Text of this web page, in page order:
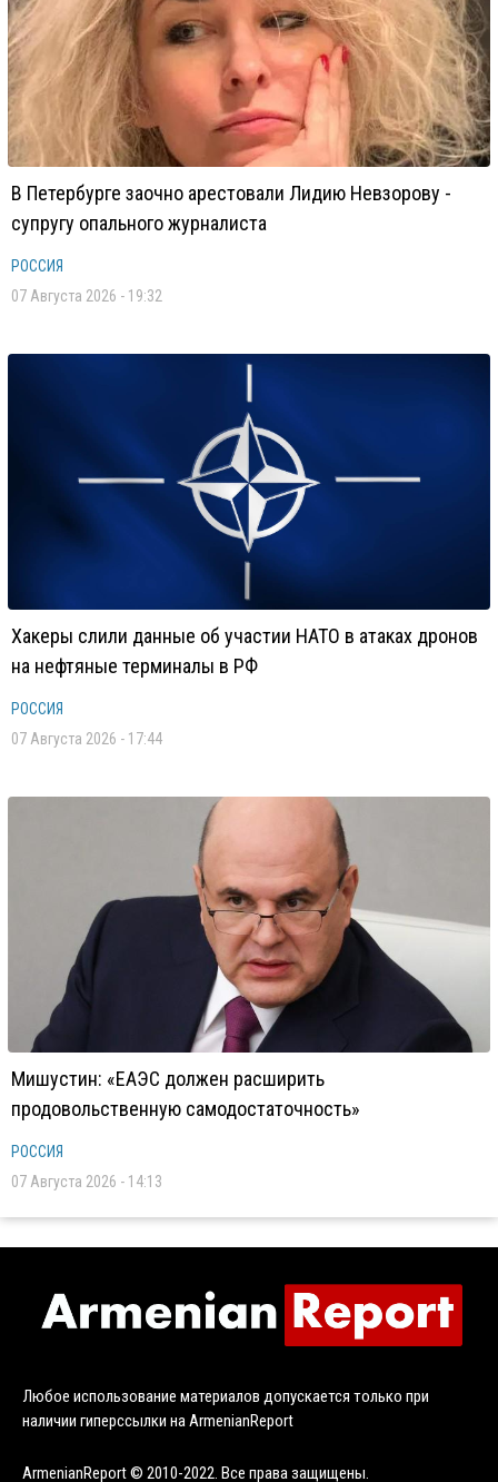
В Петербурге заочно арестовали Лидию Невзорову -
супругу опального журналиста
РОССИЯ
07 Августа 2026 - 19:32
Хакеры слили данные об участии НАТО в атаках дронов
на нефтяные терминалы в РФ
РОССИЯ
07 Августа 2026 - 17:44
Мишустин: «ЕАЭС должен расширить
продовольственную самодостаточность»
РОССИЯ
07 Августа 2026 - 14:13
Любое использование материалов допускается только при
наличии гиперссылки на ArmenianReport
ArmenianReport © 2010-2022. Все права защищены.